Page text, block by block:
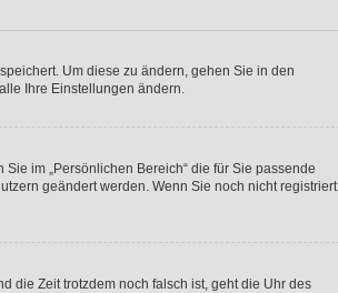
Um diese zu ändern, gehen Sie in den
Ihre Einstellungen ändern.
im „Persönlichen Bereich“ die für Sie passende
geändert werden. Wenn Sie noch nicht registriert
die Zeit trotzdem noch falsch ist, geht die Uhr des